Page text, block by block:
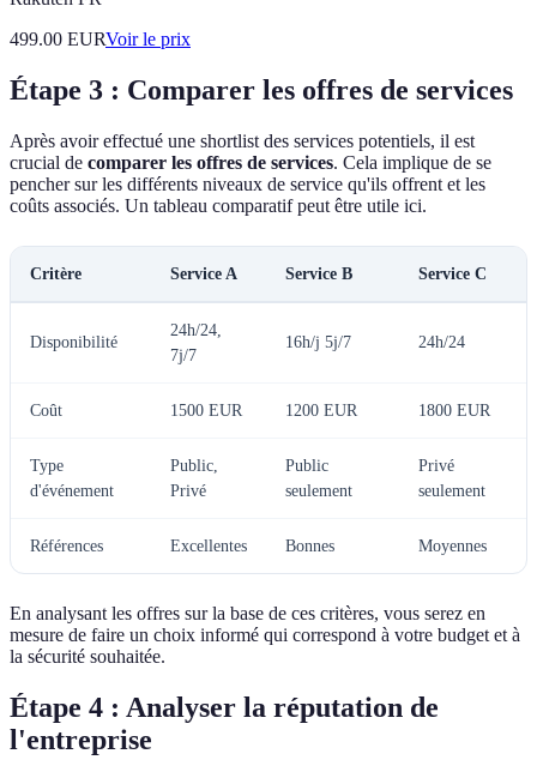
499.00 EURVoir le prix
Étape 3 : Comparer les offres de services
Après avoir effectué une shortlist des services potentiels, il est
crucial de comparer les offres de services. Cela implique de se
pencher sur les différents niveaux de service qu'ils offrent et les
coûts associés. Un tableau comparatif peut être utile ici.
Critère Service A Service B Service C
Disponibilité
24h/24,
7j/7
16h/j 5j/7 24h/24
Coût 1500 EUR 1200 EUR 1800 EUR
Type
d'événement
Public,
Privé
Public
seulement
Privé
seulement
Références Excellentes Bonnes Moyennes
En analysant les offres sur la base de ces critères, vous serez en
mesure de faire un choix informé qui correspond à votre budget et à
la sécurité souhaitée.
Étape 4 : Analyser la réputation de
l'entreprise